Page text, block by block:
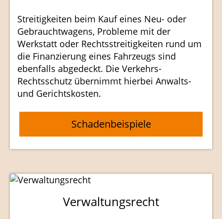
Streitigkeiten beim Kauf eines Neu- oder
Gebrauchtwagens, Probleme mit der
Werkstatt oder Rechtsstreitigkeiten rund um
die Finanzierung eines Fahrzeugs sind
ebenfalls abgedeckt. Die Verkehrs-
Rechtsschutz übernimmt hierbei Anwalts-
und Gerichtskosten.
Schadenbeispiele
Verwaltungsrecht